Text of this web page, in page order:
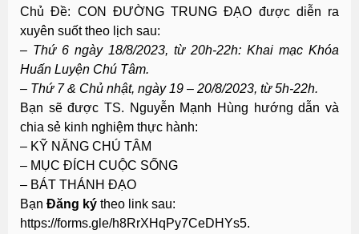
Chủ Đề: CON ĐƯỜNG TRUNG ĐẠO được diễn ra
xuyên suốt theo lịch sau:
– Thứ 6 ngày 18/8/2023, từ 20h-22h: Khai mạc Khóa
Huấn Luyện Chú Tâm.
– Thứ 7 & Chủ nhật, ngày 19 – 20/8/2023, từ 5h-22h.
Bạn sẽ được TS. Nguyễn Mạnh Hùng hướng dẫn và
chia sẻ kinh nghiệm thực hành:
– KỸ NĂNG CHÚ TÂM
– MỤC ĐÍCH CUỘC SỐNG
– BÁT THÁNH ĐẠO
Bạn Đăng ký theo link sau:
https://forms.gle/h8RrXHqPy7CeDHYs5.